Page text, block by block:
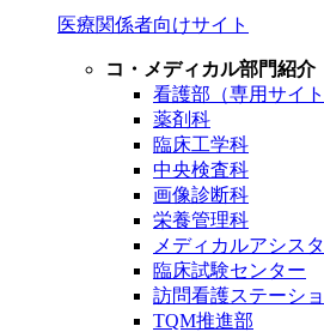
医療関係者向けサイト
コ・メディカル部門紹介
看護部（専用サイト
薬剤科
臨床工学科
中央検査科
画像診断科
栄養管理科
メディカルアシス
臨床試験センター
訪問看護ステーシ
TQM推進部